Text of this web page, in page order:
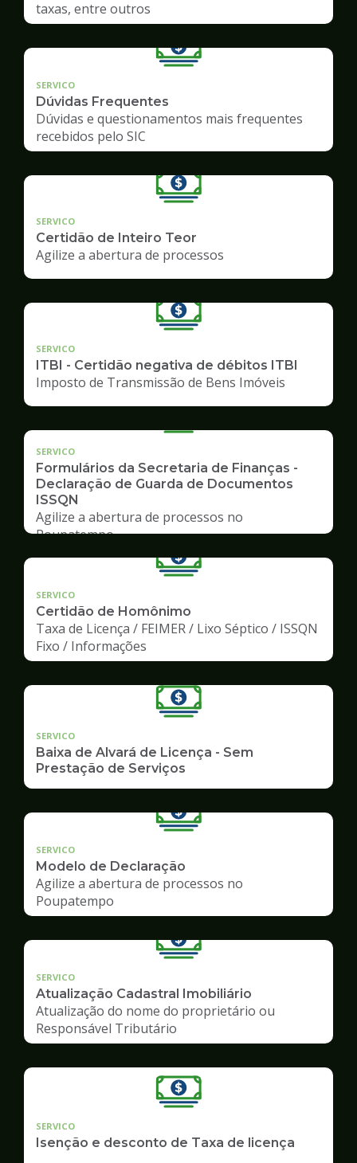
taxas, entre outros
SERVICO
Dúvidas Frequentes
Dúvidas e questionamentos mais frequentes
recebidos pelo SIC
SERVICO
Certidão de Inteiro Teor
Agilize a abertura de processos
SERVICO
ITBI - Certidão negativa de débitos ITBI
Imposto de Transmissão de Bens Imóveis
SERVICO
Formulários da Secretaria de Finanças -
Declaração de Guarda de Documentos
ISSQN
Agilize a abertura de processos no
Poupatempo
SERVICO
Certidão de Homônimo
Taxa de Licença / FEIMER / Lixo Séptico / ISSQN
Fixo / Informações
SERVICO
Baixa de Alvará de Licença - Sem
Prestação de Serviços
SERVICO
Modelo de Declaração
Agilize a abertura de processos no
Poupatempo
SERVICO
Atualização Cadastral Imobiliário
Atualização do nome do proprietário ou
Responsável Tributário
SERVICO
Isenção e desconto de Taxa de licença